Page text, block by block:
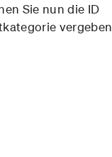
Sie nun die ID
vergeben